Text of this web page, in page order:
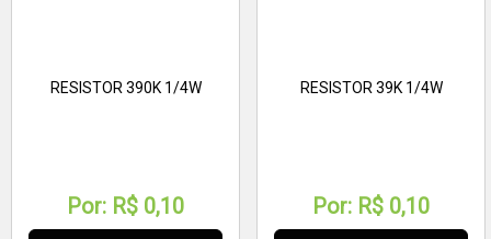
RESISTOR 390K 1/4W
Por: R$ 0,10
RESISTOR 39K 1/4W
Por: R$ 0,10